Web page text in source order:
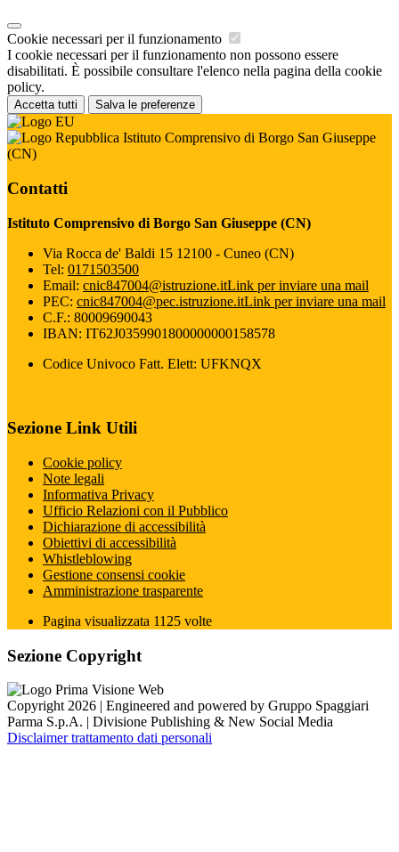
Cookie necessari per il funzionamento
I cookie necessari per il funzionamento non possono essere
disabilitati. È possibile consultare l'elenco nella pagina della cookie
policy.
Accetta tutti Salva le preferenze
Istituto Comprensivo di Borgo San Giuseppe
(CN)
Contatti
Istituto Comprensivo di Borgo San Giuseppe (CN)
Via Rocca de' Baldi 15 12100 - Cuneo (CN)
Tel: 0171503500
Email: cnic847004@istruzione.itLink per inviare una mail
PEC: cnic847004@pec.istruzione.itLink per inviare una mail
C.F.: 80009690043
IBAN: IT62J0359901800000000158578
Codice Univoco Fatt. Elett: UFKNQX
Sezione Link Utili
Cookie policy
Note legali
Informativa Privacy
Ufficio Relazioni con il Pubblico
Dichiarazione di accessibilità
Obiettivi di accessibilità
Whistleblowing
Gestione consensi cookie
Amministrazione trasparente
Pagina visualizzata 1125 volte
Sezione Copyright
Copyright 2026 | Engineered and powered by Gruppo Spaggiari
Parma S.p.A. | Divisione Publishing & New Social Media
Disclaimer trattamento dati personali